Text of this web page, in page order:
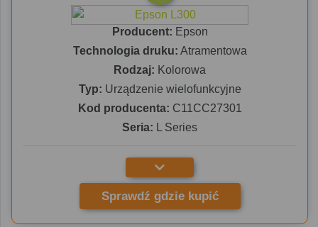
Producent: Epson
Technologia druku: Atramentowa
Rodzaj: Kolorowa
Typ: Urządzenie wielofunkcyjne
Kod producenta: C11CC27301
Seria: L Series
Sprawdź gdzie kupić